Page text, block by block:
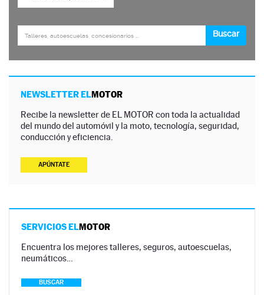
NEWSLETTER ELMOTOR
Recibe la newsletter de EL MOTOR con toda la actualidad
del mundo del automóvil y la moto, tecnología, seguridad,
conducción y eficiencia.
APÚNTATE
SERVICIOS ELMOTOR
Encuentra los mejores talleres, seguros, autoescuelas,
neumáticos…
BUSCAR